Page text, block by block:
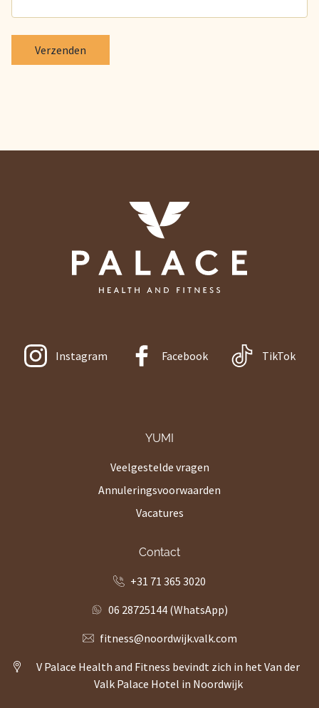
Verzenden
Instagram Facebook TikTok
YUMI
Veelgestelde vragen
Annuleringsvoorwaarden
Vacatures
Contact
+31 71 365 3020
06 28725144 (WhatsApp)
fitness@noordwijk.valk.com
V Palace Health and Fitness bevindt zich in het Van der
Valk Palace Hotel in Noordwijk